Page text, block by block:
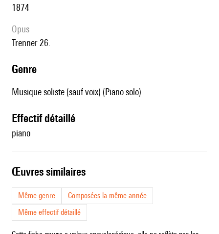
1874
Opus
Trenner 26.
genre
Musique soliste (sauf voix) (Piano solo)
effectif détaillé
piano
œuvres similaires
Même genre
Composées la même année
Même effectif détaillé